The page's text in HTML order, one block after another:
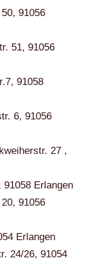
91056
51, 91056
91058
6, 91056
27 ,
91058 Erlangen
91056
Erlangen
24/26, 91054